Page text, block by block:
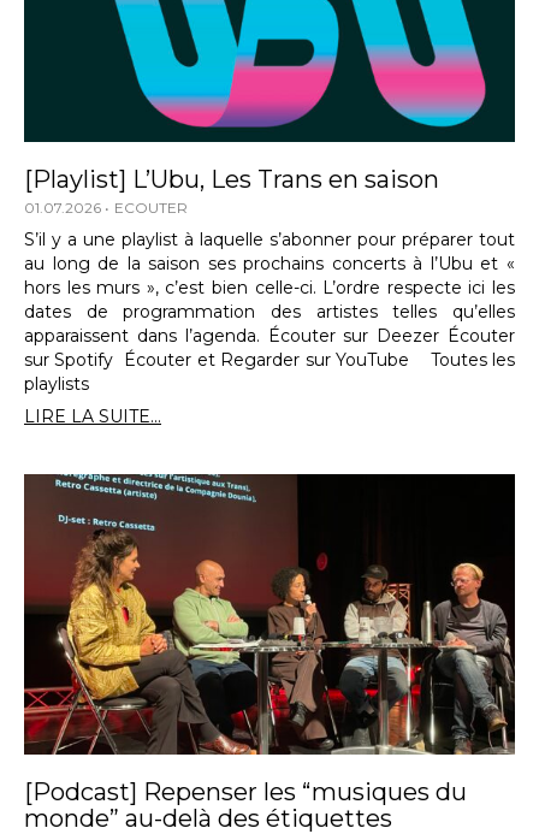
[Playlist] L’Ubu, Les Trans en saison
01.07.2026 ECOUTER
S’il y a une playlist à laquelle s’abonner pour préparer tout
au long de la saison ses prochains concerts à l’Ubu et «
hors les murs », c’est bien celle-ci. L’ordre respecte ici les
dates de programmation des artistes telles qu’elles
apparaissent dans l’agenda. Écouter sur Deezer Écouter
sur Spotify Écouter et Regarder sur YouTube Toutes les
playlists
LIRE LA SUITE...
[Podcast] Repenser les “musiques du
monde” au-delà des étiquettes